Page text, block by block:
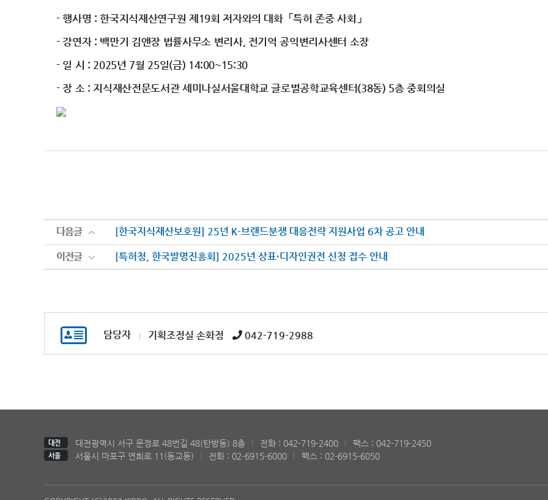
- 행사명 : 한국지식재산연구원 제19회 저자와의 대화「특허 존중 사회」
- 강연자 : 백만기 김앤장 법률사무소 변리사, 전기억 공익변리사센터 소장
- 일 시 : 2025년 7월 25일(금) 14:00~15:30
- 장 소 : 지식재산전문도서관 세미나실서울대학교 글로벌공학교육센터(38동) 5층 중회의실
다음글 [한국지식재산보호원] 25년 K-브랜드분쟁 대응전략 지원사업 6차 공고 안내
다음글
이전글 [특허청, 한국발명진흥회] 2025년 상표·디자인권전 신청 접수 안내
이전글
담당자 기획조정실 손화정 042-719-2988
대전 대전광역시 서구 문정로 48번길 48(탄방동) 8층 전화 : 042-719-2400 팩스 : 042-719-2450
서울 서울시 마포구 연희로 11(동교동) 전화 : 02-6915-6000 팩스 : 02-6915-6050